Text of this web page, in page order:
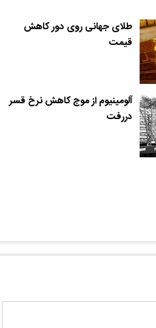
طلای جهانی روی دور کاهش
قیمت
آلومینیوم از موج کاهش نرخ قسر
دررفت